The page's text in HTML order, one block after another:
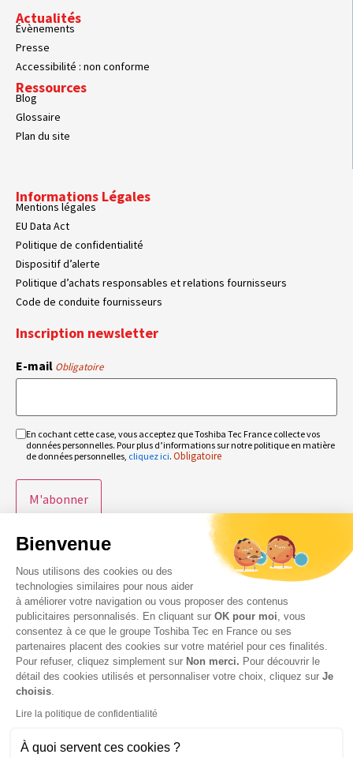
Actualités
Évènements
Presse
Accessibilité : non conforme
Ressources
Blog
Glossaire
Plan du site
Informations Légales
Mentions légales
EU Data Act
Politique de confidentialité
Dispositif d’alerte
Politique d’achats responsables et relations fournisseurs
Code de conduite fournisseurs
Inscription newsletter
E-mail Obligatoire
RGPD
Obligatoire
En cochant cette case, vous acceptez que Toshiba Tec France collecte vos
données personnelles. Pour plus d’informations sur notre politique en matière
de données personnelles, cliquez ici. Obligatoire
© 2026 Toshiba Tec France Imaging Systems – Tous droits
réservés
Bienvenue
Nous utilisons des cookies ou des
technologies similaires pour nous aider
à améliorer votre navigation ou vous proposer des contenus
publicitaires personnalisés. En cliquant sur OK pour moi , vous
consentez à ce que le groupe Toshiba Tec en France ou ses
partenaires placent des cookies sur votre matériel pour ces finalités.
Pour refuser, cliquez simplement sur Non merci. Pour découvrir le
détail des cookies utilisés et personnaliser votre choix, cliquez sur Je
choisis
Lire la politique de confidentialité
À quoi servent ces cookies ?